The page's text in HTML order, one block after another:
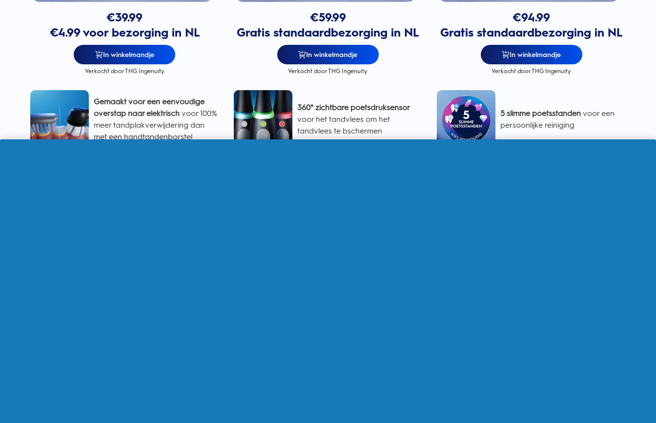
€39.99
€4.99 voor bezorging in NL
In winkelmandje
Verkocht door THG Ingenuity
€59.99
Gratis standaardbezorging in NL
In winkelmandje
Verkocht door THG Ingenuity
€94.99
Gratis standaardbezorging in NL
In winkelmandje
Verkocht door THG Ingenuity
Gemaakt voor een eenvoudige
overstap naar elektrisch voor 100%
meer tandplakverwijdering dan
met een handtandenborstel
360° zichtbare poetsdruksensor
voor het tandvlees om het
tandvlees te bschermen
5 slimme poetsstanden voor een
persoonlijke reiniging